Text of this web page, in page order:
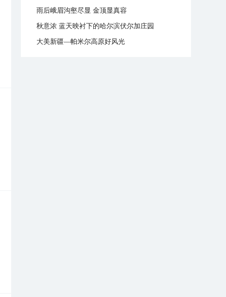
雨后峨眉沟壑尽显 金顶显真容
秋意浓 蓝天映衬下的哈尔滨伏尔加庄园
大美新疆—帕米尔高原好风光